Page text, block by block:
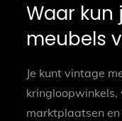
Waar kun
meubels
Je kunt vintage
kringloopwinkels,
marktplaatsen en